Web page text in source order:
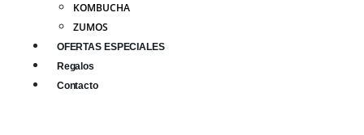
KOMBUCHA
ZUMOS
OFERTAS ESPECIALES
Regalos
Contacto